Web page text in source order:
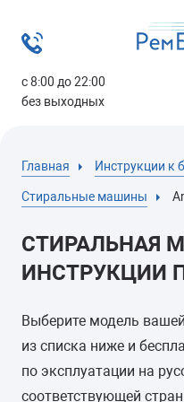
с 8:00 до 22:00
без выходных
Главная Инструкции к
Стиральные машины
СТИРАЛЬНАЯ
ИНСТРУКЦИИ
Выберите модель
из списка ниже и
по эксплуатации на
соответствующей